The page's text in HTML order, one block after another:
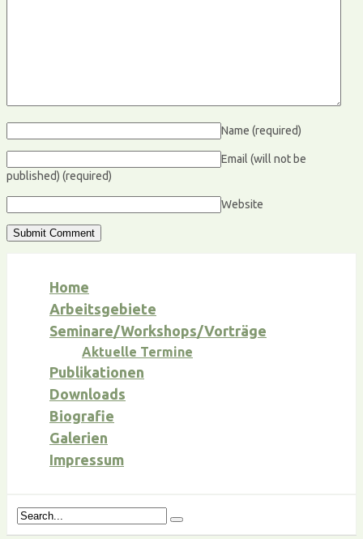
Name (required)
Email (will not be
published) (required)
Website
Home
Arbeitsgebiete
Seminare/Workshops/Vorträge
Aktuelle Termine
Publikationen
Downloads
Biografie
Galerien
Impressum